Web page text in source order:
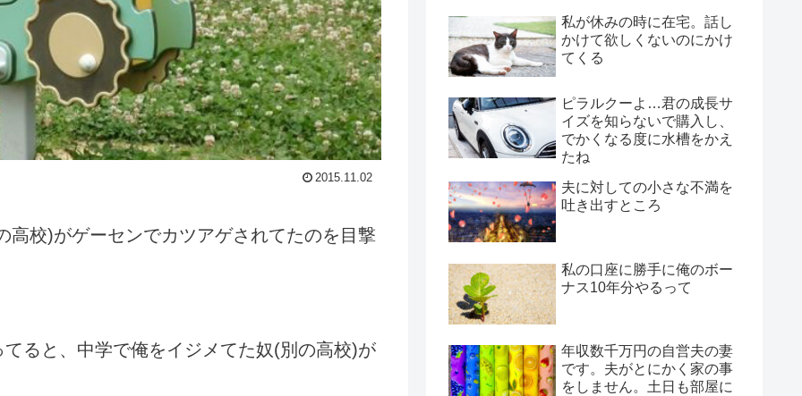
2015.11.02
校)がゲーセンでカツアゲされてたのを目撃
ると、中学で俺をイジメてた奴(別の高校)が
私が休みの時に在宅。話し
かけて欲しくないのにかけ
てくる
ピラルクーよ…君の成長サ
イズを知らないで購入し、
でかくなる度に水槽をかえ
たね
夫に対しての小さな不満を
吐き出すところ
私の口座に勝手に俺のボー
ナス10年分やるって
年収数千万円の自営夫の妻
です。夫がとにかく家の事
をしません。土日も部屋に